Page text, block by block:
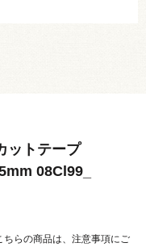
ットテープ
08Cl99_
の商品は、注意事項にご